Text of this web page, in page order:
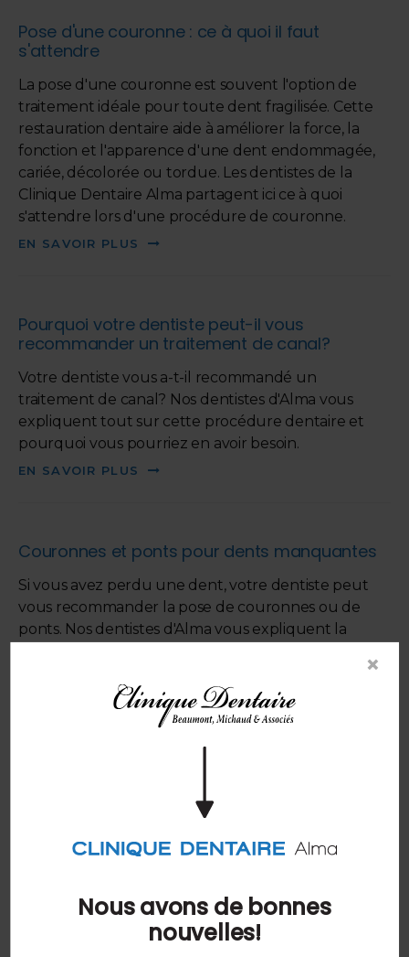
Pose d'une couronne : ce à quoi il faut
s'attendre
La pose d'une couronne est souvent l'option de
traitement idéale pour toute dent fragilisée. Cette
restauration dentaire aide à améliorer la force, la
fonction et l'apparence d'une dent endommagée,
cariée, décolorée ou tordue. Les dentistes de la
Clinique Dentaire Alma partagent ici ce à quoi
s'attendre lors d'une procédure de couronne.
EN SAVOIR PLUS
Pourquoi votre dentiste peut-il vous
recommander un traitement de canal?
Votre dentiste vous a-t-il recommandé un
traitement de canal? Nos dentistes d'Alma vous
expliquent tout sur cette procédure dentaire et
pourquoi vous pourriez en avoir besoin.
EN SAVOIR PLUS
Couronnes et ponts pour dents manquantes
Si vous avez perdu une dent, votre dentiste peut
vous recommander la pose de couronnes ou de
ponts. Nos dentistes d'Alma vous expliquent la
EN SAVOIR PLUS
un bon choix pour moi?
et dans quels cas est-elle recommandée? Nos
EN SAVOIR PLUS
×
Nous avons de bonnes
nouvelles!